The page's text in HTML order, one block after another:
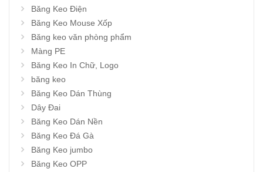
Băng Keo Điện
Băng Keo Mouse Xốp
Băng keo văn phòng phẩm
Màng PE
Băng Keo In Chữ, Logo
băng keo
Băng Keo Dán Thùng
Dây Đai
Băng Keo Dán Nền
Băng Keo Đá Gà
Băng Keo jumbo
Băng Keo OPP